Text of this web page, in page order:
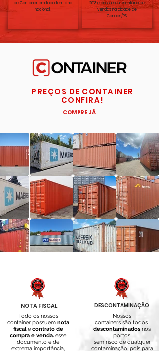
de Container em todo território
nacional.
2013 e possui seu escritório de
vendas na cidade de
Canoas/RS.
PREÇOS DE CONTAINER
CONFIRA!
COMPRE JÁ
NOTA FISCAL
Todo os nossos
container possuem nota
fiscalecontrato de
compra e venda. esse
documento é de
extrema importância,
DESCONTAMINAÇÃO
Nossos
containers são todos
descontaminadosnos
portos,
sem risco de qualquer
contaminação, pois para